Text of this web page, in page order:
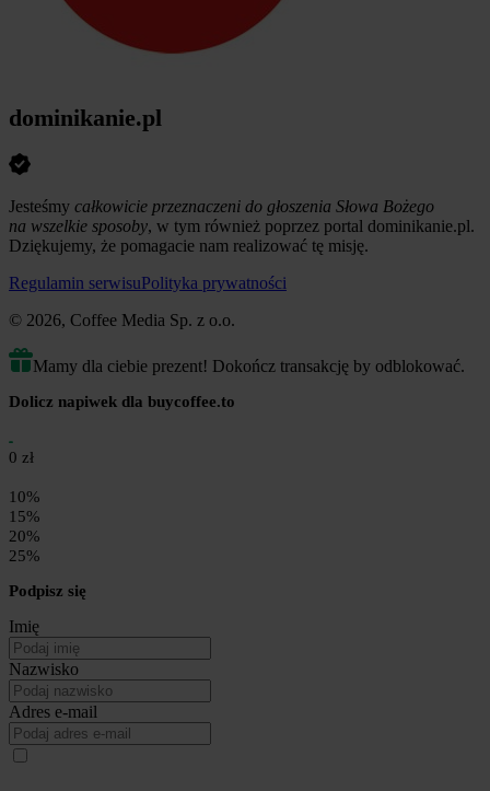
dominikanie.pl
Jesteśmy całkowicie przeznaczeni do głoszenia Słowa Bożego
na wszelkie sposoby, w tym również poprzez portal dominikanie.pl.
Dziękujemy, że pomagacie nam realizować tę misję.
Regulamin serwisuPolityka prywatności
© 2026, Coffee Media Sp. z o.o.
Mamy dla ciebie prezent! Dokończ transakcję by odblokować.
Dolicz napiwek dla buycoffee.to
0 zł
10%
15%
20%
25%
Podpisz się
Imię
Nazwisko
Adres e-mail